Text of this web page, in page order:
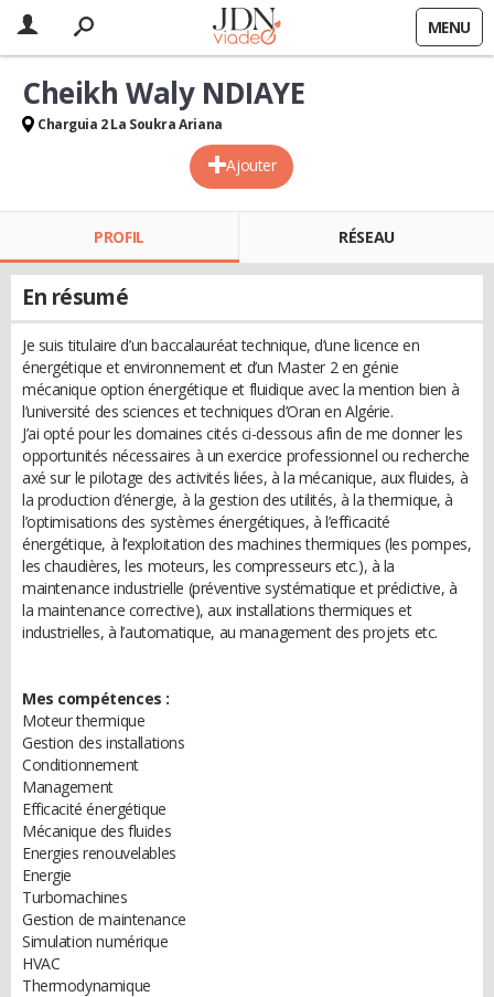
MENU
Ajouter
Cheikh Waly NDIAYE
Charguia 2 La Soukra Ariana
PROFIL RÉSEAU
En résumé
Je suis titulaire d’un baccalauréat technique, d’une licence en
énergétique et environnement et d’un Master 2 en génie
mécanique option énergétique et fluidique avec la mention bien à
l’université des sciences et techniques d’Oran en Algérie.
J’ai opté pour les domaines cités ci-dessous afin de me donner les
opportunités nécessaires à un exercice professionnel ou recherche
axé sur le pilotage des activités liées, à la mécanique, aux fluides, à
la production d’énergie, à la gestion des utilités, à la thermique, à
l’optimisations des systèmes énergétiques, à l’efficacité
énergétique, à l’exploitation des machines thermiques (les pompes,
les chaudières, les moteurs, les compresseurs etc.), à la
maintenance industrielle (préventive systématique et prédictive, à
la maintenance corrective), aux installations thermiques et
industrielles, à l’automatique, au management des projets etc.
Mes compétences :
Moteur thermique
Gestion des installations
Conditionnement
Management
Efficacité énergétique
Mécanique des fluides
Energies renouvelables
Energie
Turbomachines
Gestion de maintenance
Simulation numérique
HVAC
Thermodynamique